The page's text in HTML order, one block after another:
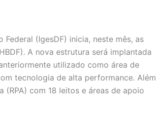
(IgesDF) inicia, neste mês, as
A nova estrutura será implantada
utilizado como área de
tecnologia de alta performance. Além
(RPA) com 18 leitos e áreas de apoio